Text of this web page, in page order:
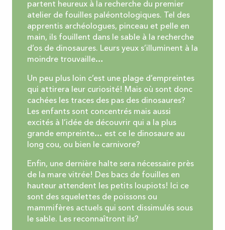
partent heureux à la recherche du premier
atelier de fouilles paléontologiques. Tel des
apprentis archéologues, pinceau et pelle en
main, ils fouillent dans le sable à la recherche
d’os de dinosaures. Leurs yeux s’illuminent à la
moindre trouvaille…
Un peu plus loin c’est une plage d’empreintes
qui attirera leur curiosité! Mais où sont donc
cachées les traces des pas des dinosaures?
Les enfants sont concentrés mais aussi
excités à l’idée de découvrir qui a la plus
grande empreinte… est ce le dinosaure au
long cou, ou bien le carnivore?
Enfin, une dernière halte sera nécessaire près
de la mare vitrée! Des bacs de fouilles en
hauteur attendent les petits loupiots! Ici ce
sont des squelettes de poissons ou
mammifères actuels qui sont dissimulés sous
le sable. Les reconnaîtront ils?